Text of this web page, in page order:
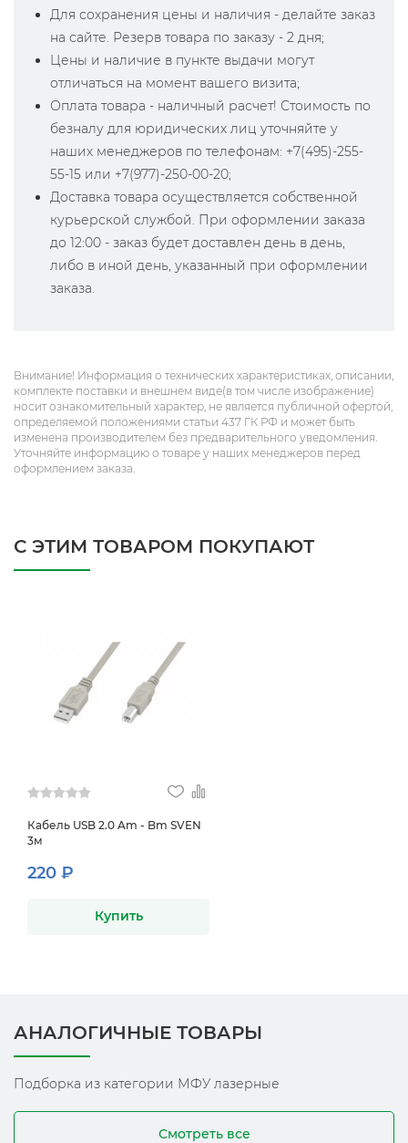
Для сохранения цены и наличия - делайте заказ
на сайте. Резерв товара по заказу - 2 дня;
Цены и наличие в пункте выдачи могут
отличаться на момент вашего визита;
Оплата товара - наличный расчет! Стоимость по
безналу для юридических лиц уточняйте у
наших менеджеров по телефонам: +7(495)-255-
55-15 или +7(977)-250-00-20;
Доставка товара осуществляется собственной
курьерской службой. При оформлении заказа
до 12:00 - заказ будет доставлен день в день,
либо в иной день, указанный при оформлении
заказа.
Внимание! Информация о технических характеристиках, описании,
комплекте поставки и внешнем виде(в том числе изображение)
носит ознакомительный характер, не является публичной офертой,
определяемой положениями статьи 437 ГК РФ и может быть
изменена производителем без предварительного уведомления.
Уточняйте информацию о товаре у наших менеджеров перед
оформлением заказа.
С ЭТИМ ТОВАРОМ ПОКУПАЮТ
Кабель USB 2.0 Am - Bm SVEN
3м
220 ₽
Купить
АНАЛОГИЧНЫЕ ТОВАРЫ
Подборка из категории МФУ лазерные
Смотреть все